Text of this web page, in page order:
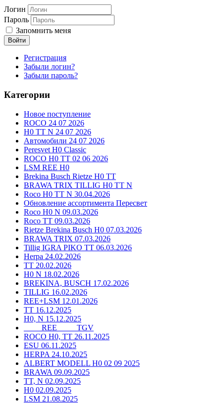
Логин
Пароль
Запомнить меня
Войти
Регистрация
Забыли логин?
Забыли пароль?
Категории
Новое поступление
ROCO 24 07 2026
H0 TT N 24 07 2026
Автомобили 24 07 2026
Peresvet H0 Classic
ROCO H0 TT 02 06 2026
LSM REE H0
Brekina Busch Rietze H0 TT
BRAWA TRIX TILLIG H0 TT N
Roco H0 TT N 30.04.2026
Обновление ассортимента Пересвет
Roco H0 N 09.03.2026
Roco TT 09.03.2026
Rietze Brekina Busch H0 07.03.2026
BRAWA TRIX 07.03.2026
Tillig IGRA PIKO TT 06.03.2026
Herpa 24.02.2026
TT 20.02.2026
H0 N 18.02.2026
BREKINA, BUSCH 17.02.2026
TILLIG 16.02.2026
REE+LSM 12.01.2026
TT 16.12.2025
H0, N 15.12.2025
____ REE ____ TGV
ROCO H0, TT 26.11.2025
ESU 06.11.2025
HERPA 24.10.2025
ALBERT MODELL H0 02 09 2025
BRAWA 09.09.2025
TT, N 02.09.2025
H0 02.09.2025
LSM 21.08.2025